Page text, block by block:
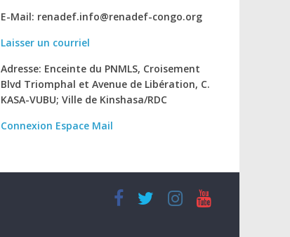
E-Mail: renadef.info@renadef-congo.org
Laisser un courriel
Adresse: Enceinte du PNMLS, Croisement
Blvd Triomphal et Avenue de Libération, C.
KASA-VUBU; Ville de Kinshasa/RDC
Connexion Espace Mail